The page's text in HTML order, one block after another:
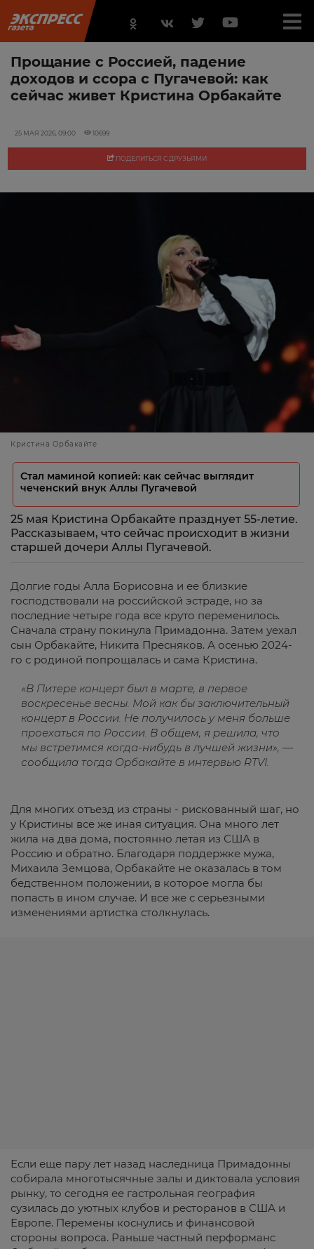
Прощание с Россией, падение
доходов и ссора с Пугачевой: как
сейчас живет Кристина Орбакайте
25 МАЯ 2026, 09:00 10699
ПОДЕЛИТЬСЯ С ДРУЗЬЯМИ
Кристина Орбакайте
Стал маминой копией: как сейчас выглядит
чеченский внук Аллы Пугачевой
25 мая Кристина Орбакайте празднует 55-летие.
Рассказываем, что сейчас происходит в жизни
старшей дочери Аллы Пугачевой.
Долгие годы Алла Борисовна и ее близкие
господствовали на российской эстраде, но за
последние четыре года все круто переменилось.
Сначала страну покинула Примадонна. Затем уехал
сын Орбакайте, Никита Пресняков. А осенью 2024-
го с родиной попрощалась и сама Кристина.
«В Питере концерт был в марте, в первое
воскресенье весны. Мой как бы заключительный
концерт в России. Не получилось у меня больше
проехаться по России. В общем, я решила, что
мы встретимся когда-нибудь в лучшей жизни», —
сообщила тогда Орбакайте в интервью RTVI.
Для многих отъезд из страны - рискованный шаг, но
у Кристины все же иная ситуация. Она много лет
жила на два дома, постоянно летая из США в
Россию и обратно. Благодаря поддержке мужа,
Михаила Земцова, Орбакайте не оказалась в том
бедственном положении, в которое могла бы
попасть в ином случае. И все же с серьезными
изменениями артистка столкнулась.
Если еще пару лет назад наследница Примадонны
собирала многотысячные залы и диктовала условия
рынку, то сегодня ее гастрольная география
сузилась до уютных клубов и ресторанов в США и
Европе. Перемены коснулись и финансовой
стороны вопроса. Раньше частный перформанс